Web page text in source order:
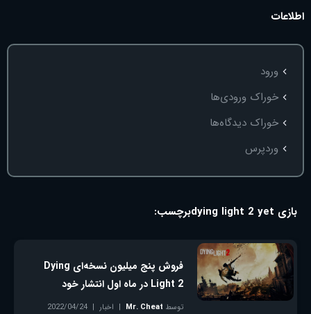
اطلاعات
ورود
خوراک ورودی‌ها
خوراک دیدگاه‌ها
وردپرس
برچسب: بازی dying light 2 yet
فروش پنج میلیون نسخه‌ای Dying
Light 2 در ماه اول انتشار خود
توسط Mr. Cheat اخبار
2022/04/24